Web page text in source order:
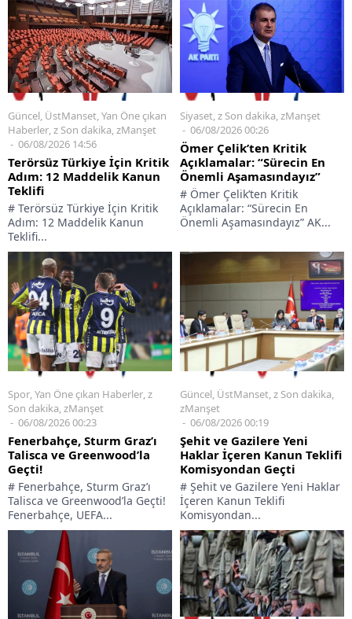
Güncel, ÜstManset,Yan Öne çıkan
Haberler,z Son dakika,zManşet
06/08/2026 14:56
Terörsüz Türkiye İçin Kritik
Adım: 12 Maddelik Kanun
Teklifi
# Terörsüz Türkiye İçin Kritik
Adım: 12 Maddelik Kanun
Teklifi...
Siyaset z Son dakika zManşet
06/08/2026 00:26
Ömer Çelik’ten Kritik
Açıklamalar: “Sürecin En
Önemli Aşamasındayız”
# Ömer Çelik’ten Kritik
Açıklamalar: “Sürecin En
Önemli Aşamasındayız” AK...
Spor,Yan Öne çıkan Haberler,z
Son dakika,zManşet
06/08/2026 00:23
Fenerbahçe, Sturm Graz’ı
Talisca ve Greenwood’la
Geçti!
# Fenerbahçe, Sturm Graz’ı
Talisca ve Greenwood’la Geçti!
Fenerbahçe, UEFA...
Güncel, ÜstManset,z Son dakika,
zManşet
06/08/2026 00:19
Şehit ve Gazilere Yeni
Haklar İçeren Kanun Teklifi
Komisyondan Geçti
# Şehit ve Gazilere Yeni Haklar
İçeren Kanun Teklifi
Komisyondan...